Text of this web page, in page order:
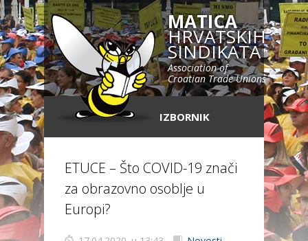
MATICA
HRVATSKIH
SINDIKATA
Association of
Croatian Trade Unions
IZBORNIK
ETUCE – Što COVID-19 znači
za obrazovno osoblje u
Europi?